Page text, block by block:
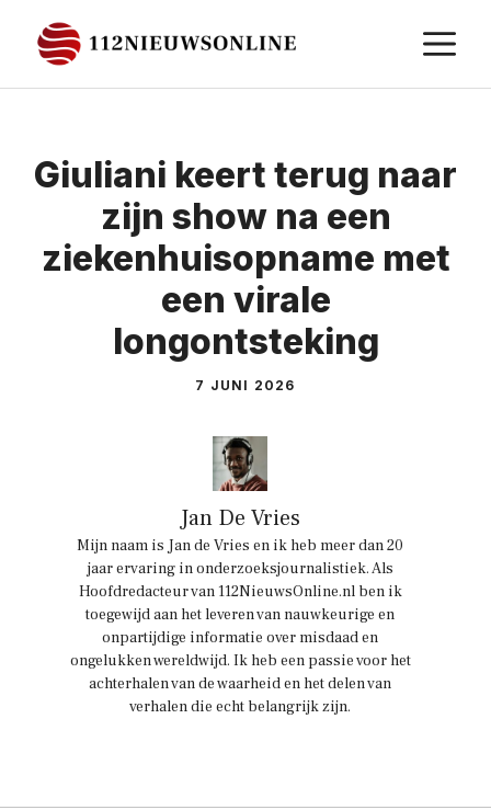
naar
de
Giuliani keert terug naar
zijn show na een
ziekenhuisopname met
een virale
longontsteking
7 JUNI 2026
Jan De Vries
Mijn naam is Jan de Vries en ik heb meer dan 20
jaar ervaring in onderzoeksjournalistiek. Als
Hoofdredacteur van 112NieuwsOnline.nl ben ik
toegewijd aan het leveren van nauwkeurige en
onpartijdige informatie over misdaad en
ongelukken wereldwijd. Ik heb een passie voor het
achterhalen van de waarheid en het delen van
verhalen die echt belangrijk zijn.